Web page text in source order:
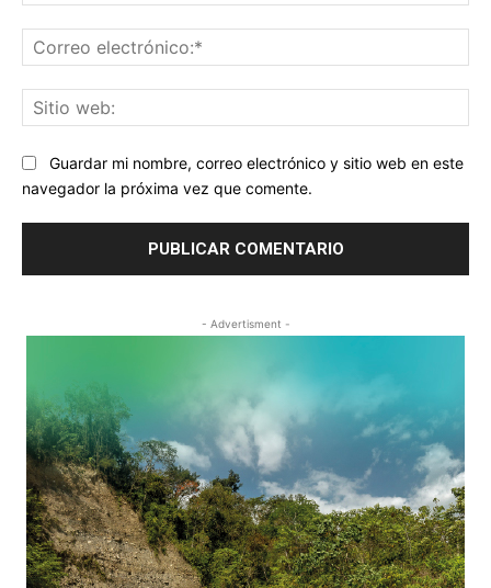
Guardar mi nombre, correo electrónico y sitio web en este
navegador la próxima vez que comente.
- Advertisment -